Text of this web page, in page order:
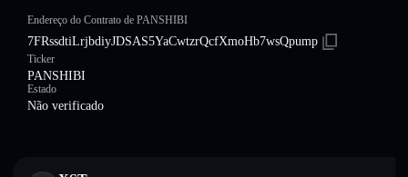
Endereço do Contrato de PANSHIBI
7FRssdtiLrjbdiyJDSAS5YaCwtzrQcfXmoHb7wsQpump
Ticker
PANSHIBI
Estado
Não verificado